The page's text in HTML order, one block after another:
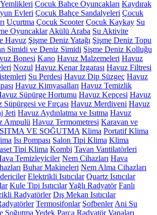
Çocuk Bahçe Oyuncakları Kaydırak
Evleri Çocuk Bahçe Sandalyeleri Çocuk
Uçurtma Çocuk Scooter Çocuk Kaykay Su
Oyuncaklar Akülü Araba Su Aktivite
Havuz Şişme Deniz Yatağı Şişme Deniz Topu
Simidi ve Deniz Simidi Şişme Deniz Kolluğu
Bonesi Kano Havuz Malzemeleri Havuz
Nozul Havuz Kenar Izgarası Havuz Filtresi
Su Perdesi Havuz Dip Süzgeç Havuz
Havuz Kimyasalları Havuz Temizlik
Süpürge Hortumu Havuz Kepçesi Havuz
Süpürgesi ve Fırçası Havuz Merdiveni Havuz
Jeti Havuz Aydınlatma ve Isıtma Havuz
Ampulü Havuz Termometresi Karavan ve
VE SOĞUTMA Klima Portatif Klima
Isı Pompası Salon Tipi Klima Klima
Tipi Klima Kombi Tavan Vantilatörleri
Temizleyiciler Nem Cihazları Hava
Buhar Makineleri Nem Alma Cihazları
Elektrikli Isıtıcılar Quartz Isıtıcılar
Kule Tipi IsıtıcılarYağlı Radyatör Fanlı
Radyatörler Dış Mekan Isıtıcılar
Termosifonlar Şofbenler Ani Su
Soğutma Yedek Parça Radyatör Vanaları